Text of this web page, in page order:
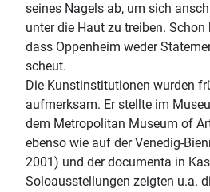
seines Nagels ab, um sich
unter die Haut zu treiben.
dass Oppenheim weder
scheut.
Die Kunstinstitutionen wurden
aufmerksam. Er stellte im
dem Metropolitan Museum of
ebenso wie auf der Venedig-
2001) und der documenta in
Soloausstellungen zeigten u.a.